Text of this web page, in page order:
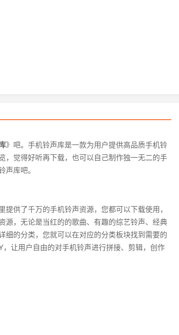
》吧。手机铃声库是一款为用户提供高品质手机铃
，觉得好听再下载，也可以自己制作独一无二的手
库吧。
供了千万的手机铃声资源，您都可以下载使用，
源，无论是当红的的歌曲、有趣的综艺铃声、经典
细的分类，您就可以在对应的分类板块找到需要的
让用户自由的对手机铃声进行拼接、剪辑，创作